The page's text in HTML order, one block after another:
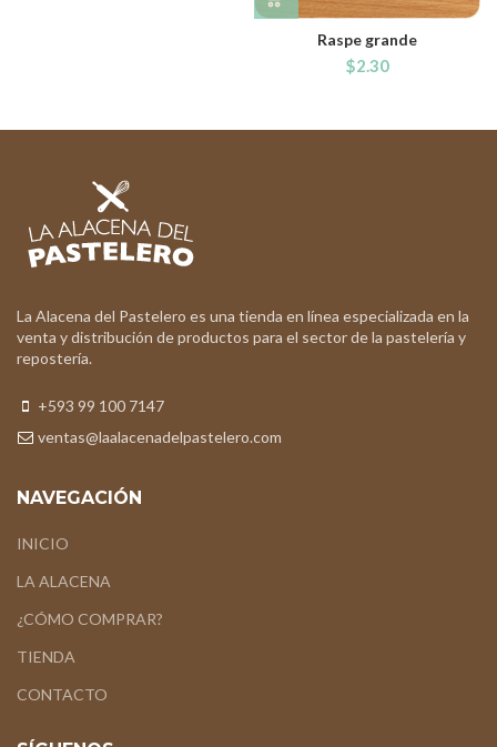
Raspe grande
$2.30
La Alacena del Pastelero es una tienda en línea especializada en la
venta y distribución de productos para el sector de la pastelería y
repostería.
+593 99 100 7147
ventas@laalacenadelpastelero.com
NAVEGACIÓN
INICIO
LA ALACENA
¿CÓMO COMPRAR?
TIENDA
CONTACTO